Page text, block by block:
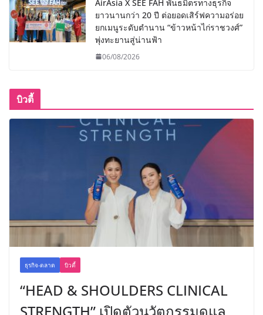
AirAsia X SEE FAH พันธมิตรทางธุรกิจ
ยาวนานกว่า 20 ปี ต่อยอดเสิร์ฟความอร่อย
ยกเมนูระดับตำนาน “ข้าวหน้าไก่ราชวงศ์”
พุ่งทะยานสู่น่านฟ้า
06/08/2026
บิวตี้
ธุรกิจ-ตลาด บิวตี้
“HEAD & SHOULDERS CLINICAL